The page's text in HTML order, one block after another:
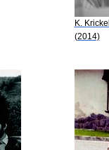
K.
(2014)